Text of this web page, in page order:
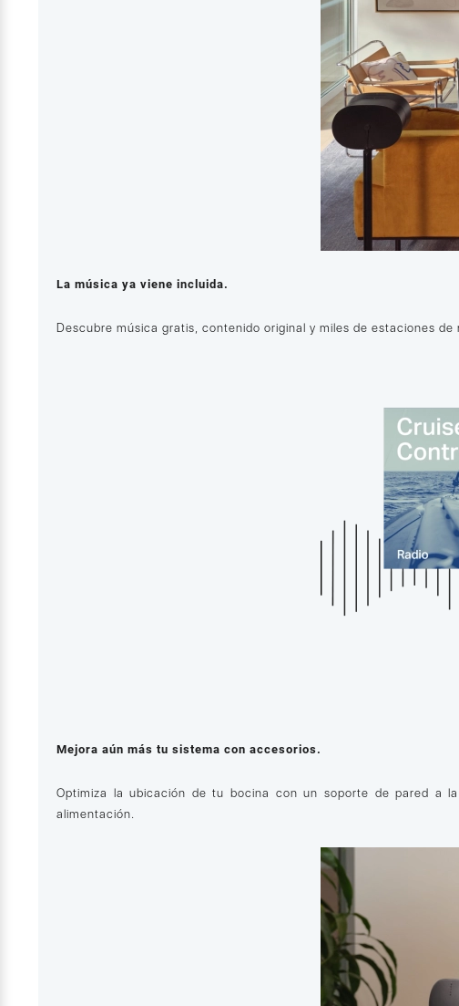
La música ya viene incluida.
Descubre música gratis, contenido original y miles de estaciones
Mejora aún más tu sistema con accesorios.
Optimiza la ubicación de tu bocina con un soporte de pared a
alimentación.